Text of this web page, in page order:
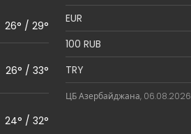
26° / 29°
26° / 33°
24° / 32°
EUR
100 RUB
TRY
ЦБ Азербайджана, 06.08.2026